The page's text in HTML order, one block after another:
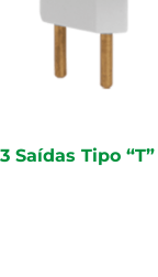
Saídas Tipo “T”